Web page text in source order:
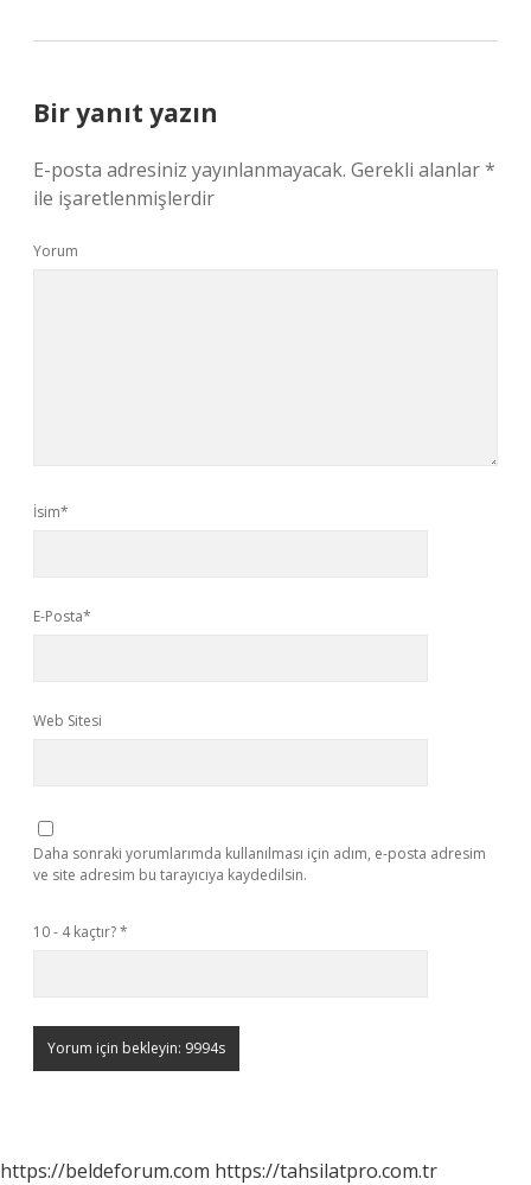
Bir yanıt yazın
E-posta adresiniz yayınlanmayacak. Gerekli alanlar*
ile işaretlenmişlerdir
Yorum
İsim*
E-Posta*
Web Sitesi
Daha sonraki yorumlarımda kullanılması için adım, e-posta adresim
ve site adresim bu tarayıcıya kaydedilsin.
10 - 4 kaçtır?*
https://beldeforum.com https://tahsilatpro.com.tr